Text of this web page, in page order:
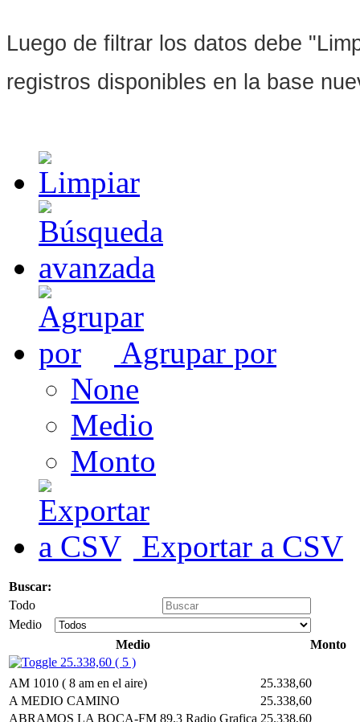
Luego de filtrar los datos debe
registros disponibles en la base
Agrupar por
None
Medio
Monto
Exportar a CSV
Buscar:
Todo
Medio
Medio
Monto
25.338,60 ( 5 )
AM 1010 ( 8 am en el aire)
25.338,60
A MEDIO CAMINO
25.338,60
ABRAMOS LA BOCA-FM 89.3 Radio Grafica 25.338,60